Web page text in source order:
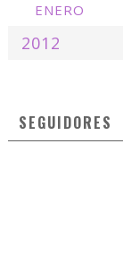
ENERO
2012
SEGUIDORES